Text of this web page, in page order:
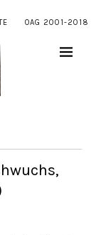
OAG 2001-2018